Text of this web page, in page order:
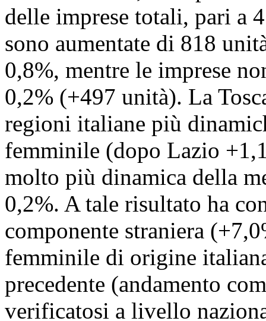
delle imprese totali, pari a
sono aumentate di 818
0,8%, mentre le imprese
0,2% (+497 unità). La
regioni italiane più
femminile (dopo Lazio
molto più dinamica della
0,2%. A tale risultato ha
componente straniera
femminile di origine
precedente (andamento
verificatosi a livello